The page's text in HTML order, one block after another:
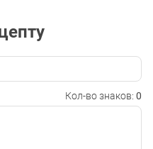
Кол-во знаков: 0